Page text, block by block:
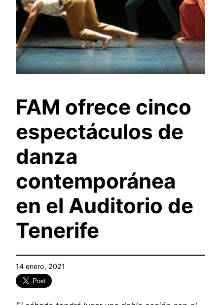
FAM ofrece cinco
espectáculos de
danza
contemporánea
en el Auditorio de
Tenerife
14 enero, 2021